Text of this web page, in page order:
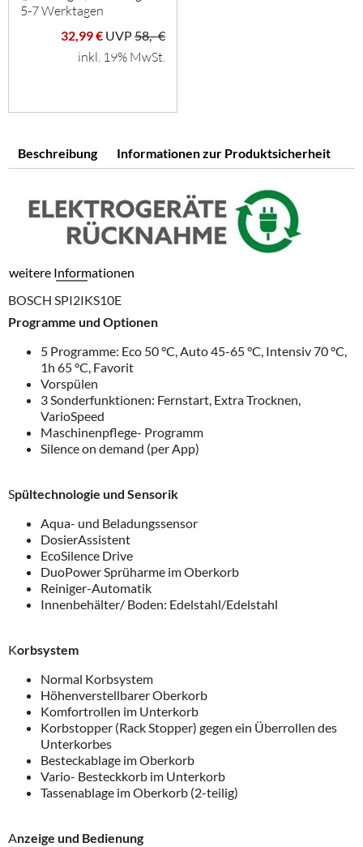
5-7 Werktagen
32,99 € UVP58,- €
inkl. 19% MwSt.
Beschreibung Informationen zur Produktsicherheit
weitere Informationen
BOSCH SPI2IKS10E
Programme und Optionen
5 Programme: Eco 50 °C, Auto 45-65 °C, Intensiv 70 °C,
1h 65 °C, Favorit
Vorspülen
3 Sonderfunktionen: Fernstart, Extra Trocknen,
VarioSpeed
Maschinenpflege- Programm
Silence on demand (per App)
Spültechnologie und Sensorik
Aqua- und Beladungssensor
DosierAssistent
EcoSilence Drive
DuoPower Sprüharme im Oberkorb
Reiniger-Automatik
Innenbehälter/ Boden: Edelstahl/Edelstahl
Korbsystem
Normal Korbsystem
Höhenverstellbarer Oberkorb
Komfortrollen im Unterkorb
Korbstopper (Rack Stopper) gegen ein Überrollen des
Unterkorbes
Besteckablage im Oberkorb
Vario- Besteckkorb im Unterkorb
Tassenablage im Oberkorb (2-teilig)
Anzeige und Bedienung